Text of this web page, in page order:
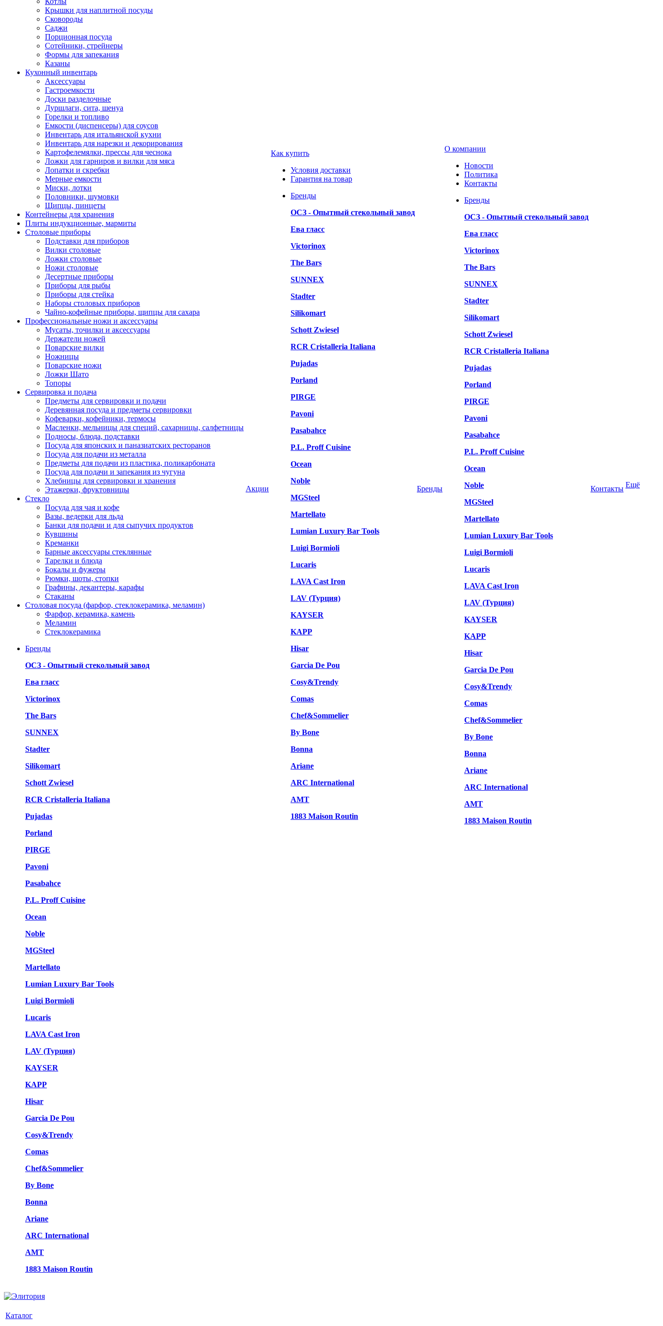
Крышки для наплитной посуды
Сковороды
Саджи
Порционная посуда
Сотейники, стрейнеры
Формы для запекания
Казаны
Кухонный инвентарь
Аксессуары
Гастроемкости
Доски разделочные
Дуршлаги, сита, шенуа
Горелки и топливо
Емкости (диспенсеры) для соусов
Инвентарь для итальянской кухни
Инвентарь для нарезки и декорирования
Картофелемялки, прессы для чеснока
Ложки для гарниров и вилки для мяса
Лопатки и скребки
Мерные емкости
Миски, лотки
Половники, шумовки
Щипцы, пинцеты
Контейнеры для хранения
Плиты индукционные, мармиты
Столовые приборы
Подставки для приборов
Вилки столовые
Ложки столовые
Ножи столовые
Десертные приборы
Приборы для рыбы
Приборы для стейка
Наборы столовых приборов
Чайно-кофейные приборы, щипцы для сахара
Профессиональные ножи и аксессуары
Мусаты, точилки и аксессуары
Держатели ножей
Поварские вилки
Ножницы
Поварские ножи
Ложки Шато
Топоры
Сервировка и подача
Предметы для сервировки и подачи
Деревянная посуда и предметы сервировки
Кофеварки, кофейники, термосы
Масленки, мельницы для специй, сахарницы, салфетницы
Подносы, блюда, подставки
Посуда для японских и паназиатских ресторанов
Посуда для подачи из металла
Предметы для подачи из пластика, поликарбоната
Посуда для подачи и запекания из чугуна
Хлебницы для сервировки и хранения
Этажерки, фруктовницы
Стекло
Посуда для чая и кофе
Вазы, ведерки для льда
Банки для подачи и для сыпучих продуктов
Кувшины
Креманки
Барные аксессуары стеклянные
Тарелки и блюда
Бокалы и фужеры
Рюмки, шоты, стопки
Графины, декантеры, карафы
Стаканы
Столовая посуда (фарфор, стеклокерамика, меламин)
Фарфор, керамика, камень
Меламин
Стеклокерамика
Бренды
ОСЗ - Опытный стекольный завод
Ева гласс
Victorinox
The Bars
SUNNEX
Stadter
Silikomart
Schott Zwiesel
RCR Cristalleria Italiana
Pujadas
Porland
PIRGE
Pavoni
Pasabahce
P.L. Proff Cuisine
Ocean
Noble
MGSteel
Martellato
Lumian Luxury Bar Tools
Luigi Bormioli
Lucaris
LAVA Cast Iron
LAV (Турция)
KAYSER
KAPP
Hisar
Garcia De Pou
Cosy&Trendy
Comas
Chef&Sommelier
By Bone
Bonna
Ariane
ARC International
AMT
1883 Maison Routin
Акции
Как купить
Условия доставки
Гарантия на товар
Бренды
ОСЗ - Опытный стекольный завод
Ева гласс
Victorinox
The Bars
SUNNEX
Stadter
Silikomart
Schott Zwiesel
RCR Cristalleria Italiana
Pujadas
Porland
PIRGE
Pavoni
Pasabahce
P.L. Proff Cuisine
Ocean
Noble
MGSteel
Martellato
Lumian Luxury Bar Tools
Luigi Bormioli
Lucaris
LAVA Cast Iron
LAV (Турция)
KAYSER
KAPP
Hisar
Garcia De Pou
Cosy&Trendy
Comas
Chef&Sommelier
By Bone
Bonna
Ariane
ARC International
AMT
1883 Maison Routin
Бренды
О компании
Новости
Политика
Контакты
Бренды
ОСЗ - Опытный стекольный завод
Ева гласс
Victorinox
The Bars
SUNNEX
Stadter
Silikomart
Schott Zwiesel
RCR Cristalleria Italiana
Pujadas
Porland
PIRGE
Pavoni
Pasabahce
P.L. Proff Cuisine
Ocean
Noble
MGSteel
Martellato
Lumian Luxury Bar Tools
Luigi Bormioli
Lucaris
LAVA Cast Iron
LAV (Турция)
KAYSER
KAPP
Hisar
Garcia De Pou
Cosy&Trendy
Comas
Chef&Sommelier
By Bone
Bonna
Ariane
ARC International
AMT
1883 Maison Routin
Контакты Ещё
Каталог